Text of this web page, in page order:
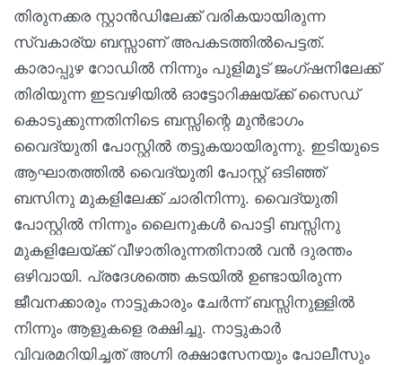
തിരുനക്കര സ്റ്റാൻഡിലേക്ക് വരികയായിരുന്ന
സ്വകാര്യ ബസ്സാണ് അപകടത്തിൽപെട്ടത്.
കാരാപ്പുഴ റോഡിൽ നിന്നും പുളിമൂട് ജംഗ്ഷനിലേക്ക്
തിരിയുന്ന ഇടവഴിയിൽ ഓട്ടോറിക്ഷയ്ക്ക് സൈഡ്
കൊടുക്കുന്നതിനിടെ ബസ്സിന്റെ മുൻഭാഗം
വൈദ്യുതി പോസ്റ്റിൽ തട്ടുകയായിരുന്നു. ഇടിയുടെ
ആഘാതത്തിൽ വൈദ്യുതി പോസ്റ്റ് ഒടിഞ്ഞ്
ബസിനു മുകളിലേക്ക് ചാരിനിന്നു. വൈദ്യുതി
പോസ്റ്റിൽ നിന്നും ലൈനുകൾ പൊട്ടി ബസ്സിനു
മുകളിലേയ്ക്ക് വീഴാതിരുന്നതിനാൽ വൻ ദുരന്തം
ഒഴിവായി. പ്രദേശത്തെ കടയിൽ ഉണ്ടായിരുന്ന
ജീവനക്കാരും നാട്ടുകാരും ചേർന്ന് ബസ്സിനുള്ളിൽ
നിന്നും ആളുകളെ രക്ഷിച്ചു. നാട്ടുകാർ
വിവരമറിയിച്ചത് അഗ്നി രക്ഷാസേനയും പോലീസും